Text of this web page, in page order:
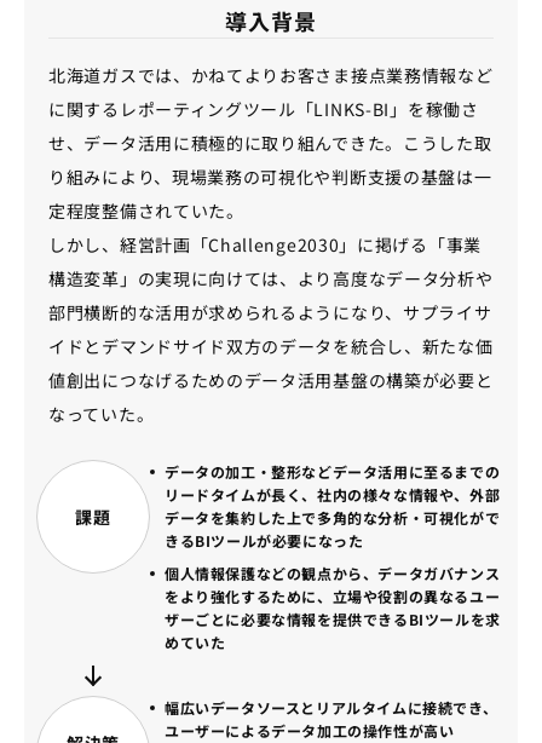
導入背景
北海道ガスでは、かねてよりお客さま接点業務情報など
に関するレポーティングツール「LINKS-BI」を稼働さ
せ、データ活用に積極的に取り組んできた。こうした取
り組みにより、現場業務の可視化や判断支援の基盤は一
定程度整備されていた。
しかし、経営計画「Challenge2030」に掲げる「事業
構造変革」の実現に向けては、より高度なデータ分析や
部門横断的な活用が求められるようになり、サプライサ
イドとデマンドサイド双方のデータを統合し、新たな価
値創出につなげるためのデータ活用基盤の構築が必要と
なっていた。
課題
データの加工・整形などデータ活用に至るまでの
リードタイムが長く、社内の様々な情報や、外部
データを集約した上で多角的な分析・可視化がで
きるBIツールが必要になった
個人情報保護などの観点から、データガバナンス
をより強化するために、立場や役割の異なるユー
ザーごとに必要な情報を提供できるBIツールを求
めていた
幅広いデータソースとリアルタイムに接続でき、
ユーザーによるデータ加工の操作性が高い